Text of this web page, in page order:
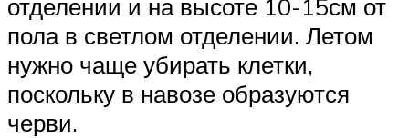
отделении и на высоте 10-15см от
пола в светлом отделении. Летом
нужно чаще убирать клетки,
поскольку в навозе образуются
черви.